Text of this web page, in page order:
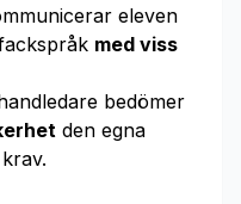
eleven
med viss
bedömer
den egna